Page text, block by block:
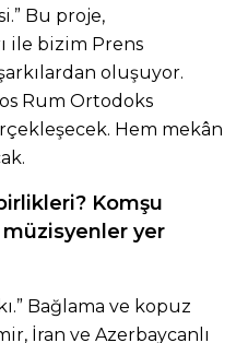
Bu proje,
ile bizim Prens
oluşuyor.
Rum Ortodoks
Hem mekân
Komşu
yer
Bağlama ve kopuz
İran ve Azerbaycanlı